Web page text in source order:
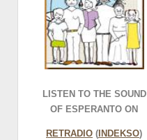
LISTEN TO THE SOUND
OF ESPERANTO ON
RETRADIO ( INDEKSO)